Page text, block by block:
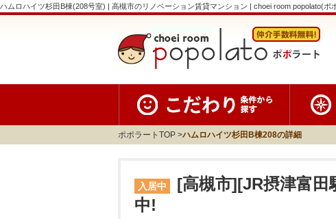
ハムロハイツ杉田B棟(208号室) | 高槻市のリノベーション賃貸マンション | choei room popolato(ポ
ポポラートTOP ハムロハイツ杉田B棟208の詳細
入居中
[高槻市][JR摂津富
中!